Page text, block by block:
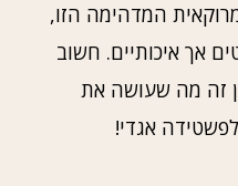
המדהימה הזו,
אך איכותיים. חשוב
זה מה שעושה את
אגדי!